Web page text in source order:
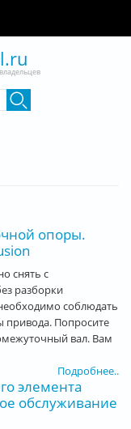
опоры.
снять с
разборки
соблюдать
привода. Попросите
вал. Вам
Подробнее..
элемента
обслуживание